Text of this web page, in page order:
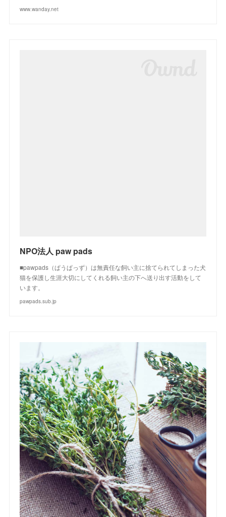
www.wanday.net
NPO法人 paw pads
■pawpads（ぱうぱっず）は無責任な飼い主に捨てられてしまった犬
猫を保護し生涯大切にしてくれる飼い主の下へ送り出す活動をして
います。
pawpads.sub.jp